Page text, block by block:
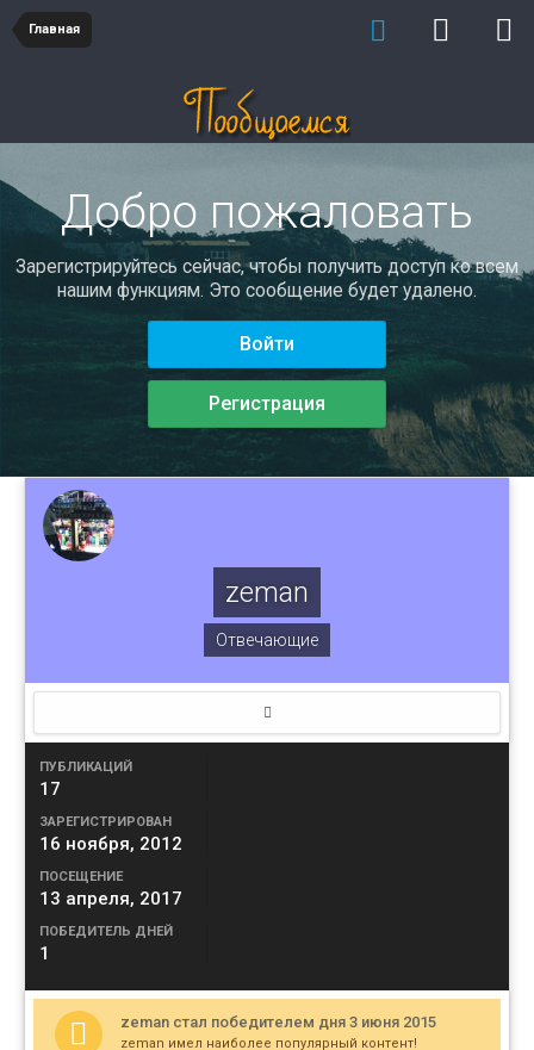
Главная
Добро пожаловать
Зарегистрируйтесь сейчас, чтобы получить доступ ко всем
нашим функциям. Это сообщение будет удалено.
Войти
Регистрация
zeman
Отвечающие
ПУБЛИКАЦИЙ
17
ЗАРЕГИСТРИРОВАН
16 ноября, 2012
ПОСЕЩЕНИЕ
13 апреля, 2017
ПОБЕДИТЕЛЬ ДНЕЙ
1
zeman стал победителем дня 3 июня 2015
zeman имел наиболее популярный контент!